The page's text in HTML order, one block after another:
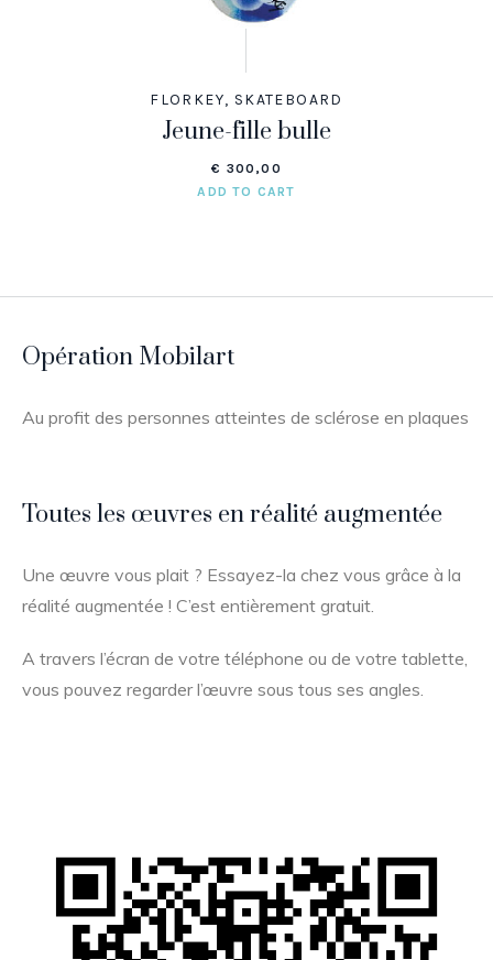
FLORKEY, SKATEBOARD
Jeune-fille bulle
€ 300,00
ADD TO CART
Opération Mobilart
Au profit des personnes atteintes de sclérose en plaques
Toutes les œuvres en réalité augmentée
Une œuvre vous plait ? Essayez-la chez vous grâce à la
réalité augmentée ! C’est entièrement gratuit.
A travers l’écran de votre téléphone ou de votre tablette,
vous pouvez regarder l’œuvre sous tous ses angles.